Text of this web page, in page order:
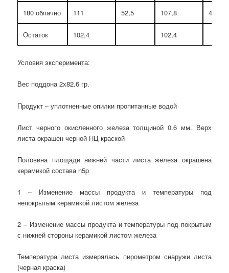
180 облачно 111 52,5 107,8 47,5
Остаток 102,4 102,4
Условия эксперимента:
Вес поддона 2х82.6 гр.
Продукт – уплотненные опилки пропитанные водой
Лист черного окисленного железа толщиной 0.6 мм. Верх
листа окрашен черной НЦ краской
Половина площади нижней части листа железа окрашена
керамикой состава n5p
1 – Изменение массы продукта и температуры под
непокрытым керамикой листом железа
2 – Изменение массы продукта и температуры под покрытым
с нижней стороны керамикой листом железа
Температура листа измерялась пирометром снаружи листа
(черная краска)